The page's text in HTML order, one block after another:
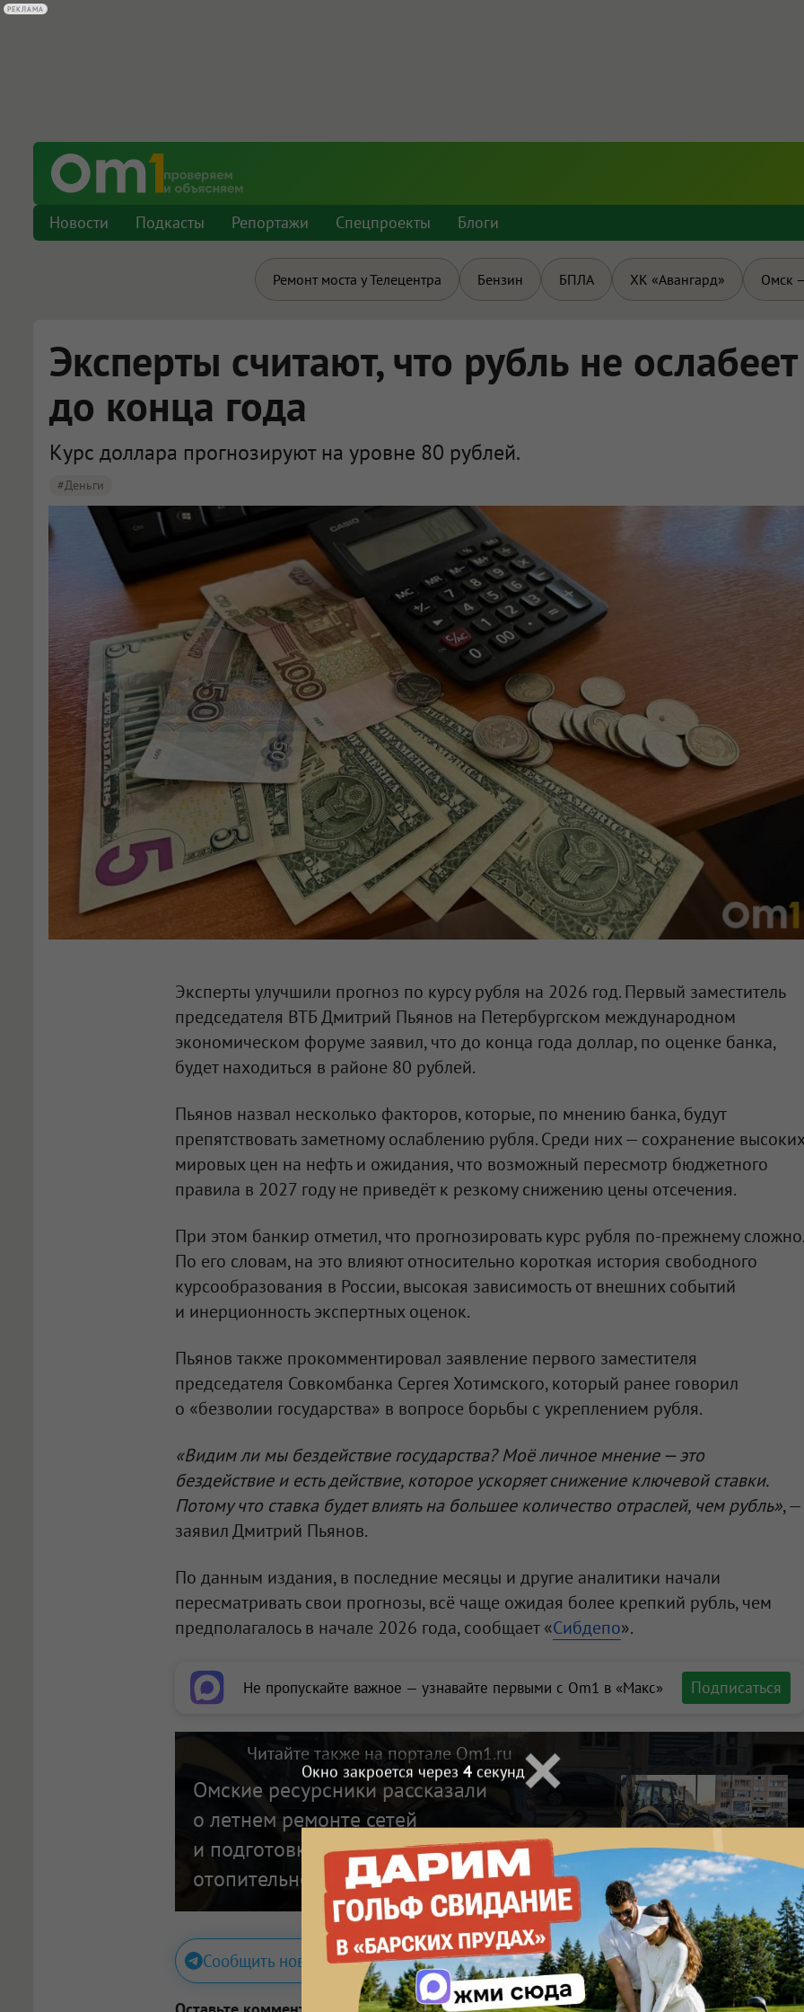
Новости Подкасты Репортажи Спецпроекты Блоги
Ремонт моста у Телецентра Бензин БПЛА ХК «Авангард» Омск
Эксперты считают, что рубль не ослабеет
до конца года
Курс доллара прогнозируют на уровне 80 рублей.
#деньги
Эксперты улучшили прогноз по курсу рубля на 2026 год. Первый заместитель
председателя ВТБ Дмитрий Пьянов на Петербургском международном
экономическом форуме заявил, что до конца года доллар, по оценке банка,
будет находиться в районе 80 рублей.
Пьянов назвал несколько факторов, которые, по мнению банка, будут
препятствовать заметному ослаблению рубля. Среди них — сохранение высоких
мировых цен на нефть и ожидания, что возможный пересмотр бюджетного
правила в 2027 году не приведёт к резкому снижению цены отсечения.
При этом банкир отметил, что прогнозировать курс рубля по-прежнему сложно.
По его словам, на это влияют относительно короткая история свободного
курсообразования в России, высокая зависимость от внешних событий
и инерционность экспертных оценок.
Пьянов также прокомментировал заявление первого заместителя
председателя Совкомбанка Сергея Хотимского, который ранее говорил
о «безволии государства» в вопросе борьбы с укреплением рубля.
«Видим ли мы бездействие государства? Моё личное мнение — это
бездействие и есть действие, которое ускоряет снижение ключевой ставки.
Потому что ставка будет влиять на большее количество отраслей, чем рубль», —
заявил Дмитрий Пьянов.
По данным издания, в последние месяцы и другие аналитики начали
пересматривать свои прогнозы, всё чаще ожидая более крепкий рубль, чем
предполагалось в начале 2026 года, сообщает «Сибдепо».
Не пропускайте важное — узнавайте первыми с Om1 в «Макс» Подписаться
Читайте также на портале Om1.ru
Омские ресурсники рассказали
о летнем ремонте сетей
и подготовке к будущему
отопительному сезону
Сообщить новость Размещение рекламы Макс Телеграм
Окно закроется через 3 секунд
РЕКЛАМА